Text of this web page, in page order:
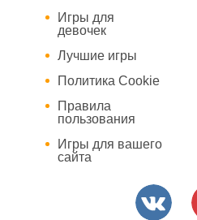
Игры для
девочек
Лучшие игры
Политика Cookie
Правила
пользования
Игры для вашего
сайта